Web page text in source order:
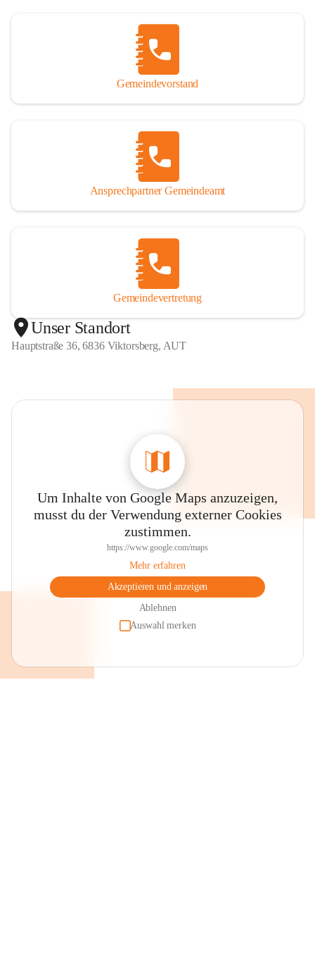
Gemeindevorstand
Ansprechpartner Gemeindeamt
Gemeindevertretung
Unser Standort
Hauptstraße 36, 6836 Viktorsberg, AUT
Um Inhalte von Google Maps anzuzeigen,
musst du der Verwendung externer Cookies
zustimmen.
https://www.google.com/maps
Mehr erfahren
Akzeptieren und anzeigen
Ablehnen
Auswahl merken